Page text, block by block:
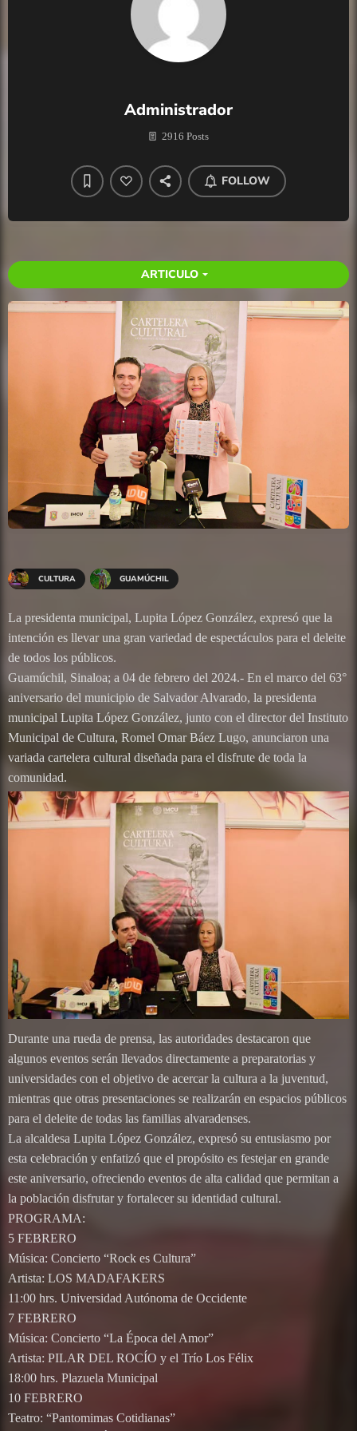
Administrador
2916 Posts
FOLLOW
ARTICULO arrow_drop_down
CULTURA GUAMÚCHIL
La presidenta municipal, Lupita López González, expresó que la
intención es llevar una gran variedad de espectáculos para el deleite
de todos los públicos.
Guamúchil, Sinaloa; a 04 de febrero del 2024.- En el marco del 63°
aniversario del municipio de Salvador Alvarado, la presidenta
municipal Lupita López González, junto con el director del Instituto
Municipal de Cultura, Romel Omar Báez Lugo, anunciaron una
variada cartelera cultural diseñada para el disfrute de toda la
comunidad.
Durante una rueda de prensa, las autoridades destacaron que
algunos eventos serán llevados directamente a preparatorias y
universidades con el objetivo de acercar la cultura a la juventud,
mientras que otras presentaciones se realizarán en espacios públicos
para el deleite de todas las familias alvaradenses.
La alcaldesa Lupita López González, expresó su entusiasmo por
esta celebración y enfatizó que el propósito es festejar en grande
este aniversario, ofreciendo eventos de alta calidad que permitan a
la población disfrutar y fortalecer su identidad cultural.
PROGRAMA:
5 FEBRERO
Música: Concierto “Rock es Cultura”
Artista: LOS MADAFAKERS
11:00 hrs. Universidad Autónoma de Occidente
7 FEBRERO
Música: Concierto “La Época del Amor”
Artista: PILAR DEL ROCÍO y el Trío Los Félix
18:00 hrs. Plazuela Municipal
10 FEBRERO
Teatro: “Pantomimas Cotidianas”